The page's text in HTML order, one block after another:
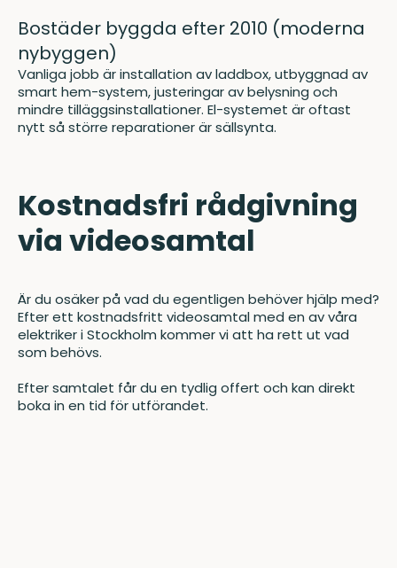
Bostäder byggda efter 2010 (moderna
nybyggen)
Vanliga jobb är installation av laddbox, utbyggnad av
smart hem-system, justeringar av belysning och
mindre tilläggsinstallationer. El-systemet är oftast
nytt så större reparationer är sällsynta.
Kostnadsfri rådgivning
via videosamtal
Är du osäker på vad du egentligen behöver hjälp med?
Efter ett kostnadsfritt videosamtal med en av våra
elektriker i Stockholm kommer vi att ha rett ut vad
som behövs.
Efter samtalet får du en tydlig offert och kan direkt
boka in en tid för utförandet.